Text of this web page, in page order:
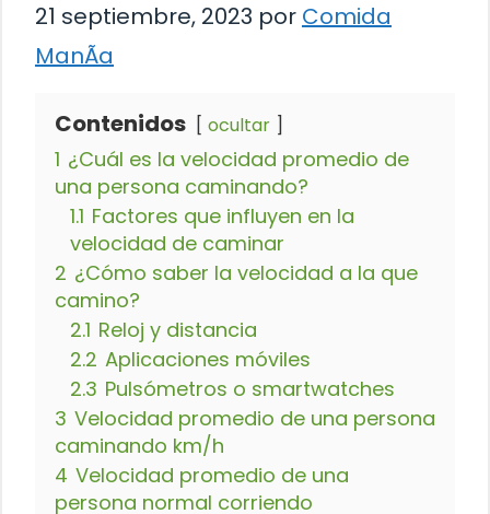
21 septiembre, 2023 por Comida
ManÃ­a
Contenidos ocultar
1 ¿Cuál es la velocidad promedio de
una persona caminando?
1.1 Factores que influyen en la
velocidad de caminar
2 ¿Cómo saber la velocidad a la que
camino?
2.1 Reloj y distancia
2.2 Aplicaciones móviles
2.3 Pulsómetros o smartwatches
3 Velocidad promedio de una persona
caminando km/h
4 Velocidad promedio de una
persona normal corriendo